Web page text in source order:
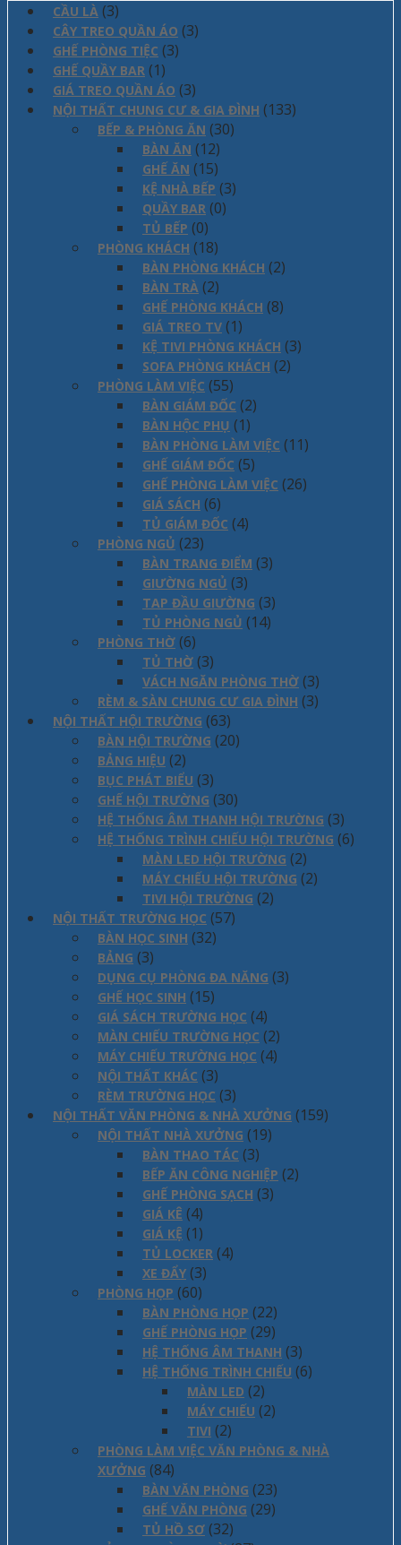
CẦU LÀ (3)
CÂY TREO QUẦN ÁO (3)
GHẾ PHÒNG TIỆC (3)
GHẾ QUẦY BAR (1)
GIÁ TREO QUẦN ÁO (3)
NỘI THẤT CHUNG CƯ & GIA ĐÌNH (133)
BẾP & PHÒNG ĂN (30)
BÀN ĂN (12)
GHẾ ĂN (15)
KỆ NHÀ BẾP (3)
QUẦY BAR (0)
TỦ BẾP (0)
PHÒNG KHÁCH (18)
BÀN PHÒNG KHÁCH (2)
BÀN TRÀ (2)
GHẾ PHÒNG KHÁCH (8)
GIÁ TREO TV (1)
KỆ TIVI PHÒNG KHÁCH (3)
SOFA PHÒNG KHÁCH (2)
PHÒNG LÀM VIỆC (55)
BÀN GIÁM ĐỐC (2)
BÀN HỘC PHỤ (1)
BÀN PHÒNG LÀM VIỆC (11)
GHẾ GIÁM ĐỐC (5)
GHẾ PHÒNG LÀM VIỆC (26)
GIÁ SÁCH (6)
TỦ GIÁM ĐỐC (4)
PHÒNG NGỦ (23)
BÀN TRANG ĐIỂM (3)
GIƯỜNG NGỦ (3)
TAP ĐẦU GIƯỜNG (3)
TỦ PHÒNG NGỦ (14)
PHÒNG THỜ (6)
TỦ THỜ (3)
VÁCH NGĂN PHÒNG THỜ (3)
RÈM & SÀN CHUNG CƯ GIA ĐÌNH (3)
NỘI THẤT HỘI TRƯỜNG (63)
BÀN HỘI TRƯỜNG (20)
BẢNG HIỆU (2)
BỤC PHÁT BIỂU (3)
GHẾ HỘI TRƯỜNG (30)
HỆ THỐNG ÂM THANH HỘI TRƯỜNG (3)
HỆ THỐNG TRÌNH CHIẾU HỘI TRƯỜNG (6)
MÀN LED HỘI TRƯỜNG (2)
MÁY CHIẾU HỘI TRƯỜNG (2)
TIVI HỘI TRƯỜNG (2)
NỘI THẤT TRƯỜNG HỌC (57)
BÀN HỌC SINH (32)
BẢNG (3)
DỤNG CỤ PHÒNG ĐA NĂNG (3)
GHẾ HỌC SINH (15)
GIÁ SÁCH TRƯỜNG HỌC (4)
MÀN CHIẾU TRƯỜNG HỌC (2)
MÁY CHIẾU TRƯỜNG HỌC (4)
NỘI THẤT KHÁC (3)
RÈM TRƯỜNG HỌC (3)
NỘI THẤT VĂN PHÒNG & NHÀ XƯỞNG (159)
NỘI THẤT NHÀ XƯỞNG (19)
BÀN THAO TÁC (3)
BẾP ĂN CÔNG NGHIỆP (2)
GHẾ PHÒNG SẠCH (3)
GIÁ KÊ (4)
GIÁ KỆ (1)
TỦ LOCKER (4)
XE ĐẨY (3)
PHÒNG HỌP (60)
BÀN PHÒNG HỌP (22)
GHẾ PHÒNG HỌP (29)
HỆ THỐNG ÂM THANH (3)
HỆ THỐNG TRÌNH CHIẾU (6)
MÀN LED (2)
MÁY CHIẾU (2)
TIVI (2)
PHÒNG LÀM VIỆC VĂN PHÒNG & NHÀ
XƯỞNG (84)
BÀN VĂN PHÒNG (23)
GHẾ VĂN PHÒNG (29)
TỦ HỒ SƠ (32)